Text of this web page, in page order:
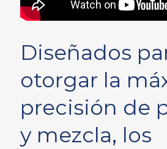
Diseñados
otorgar la
precisión de
y mezcla, los